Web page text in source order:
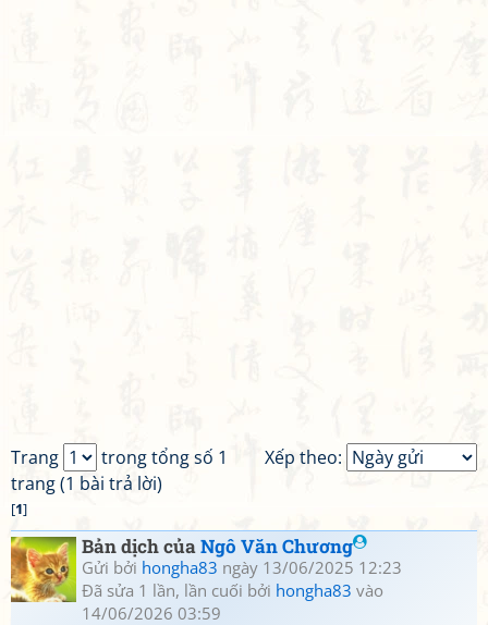
Xếp theo:
Trang
trong tổng số 1
trang (1 bài trả lời)
[1]
Bản dịch củaNgô Văn Chương
Gửi bởi hongha83 ngày 13/06/2025 12:23
Đã sửa 1 lần, lần cuối bởi hongha83 vào
14/06/2026 03:59